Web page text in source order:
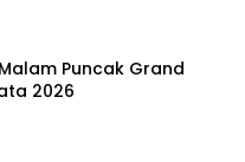
Puncak Grand
2026